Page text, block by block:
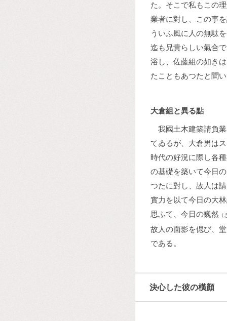
た。そこで私もこの
業者に對し、この事
ういふ風に人の無駄
迄も兄貴らしい氣合
浴し、佐藤組の如き
たこともあつたと聞
大倉組と異る點
我國土木建築請負
てゐるが、大倉男は
時代の好況に際し各
の基礎を築いて今日
つたに對し、故人は
實力を以て今日の大
思ふて、今日の巍然 （
故人の面影を偲び、
である。
決心した彼の橫顏